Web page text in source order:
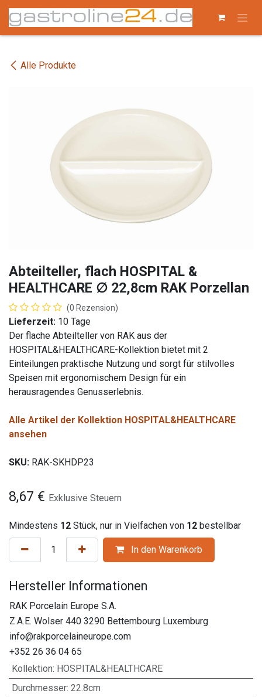
Zum Inhalt springen
Alle Produkte
Abteilteller, flach HOSPITAL &
HEALTHCARE ∅ 22,8cm RAK Porzellan
(0 Rezension)
Lieferzeit: 10 Tage
Der flache Abteilteller von RAK aus der
HOSPITAL&HEALTHCARE-Kollektion bietet mit 2
Einteilungen praktische Nutzung und sorgt für stilvolles
Speisen mit ergonomischem Design für ein
herausragendes Genusserlebnis.
Alle Artikel der Kollektion HOSPITAL&HEALTHCARE
ansehen
SKU: RAK-SKHDP23
8,67 € Exklusive Steuern
Mindestens 12 Stück, nur in Vielfachen von 12 bestellbar
In den Warenkorb
Hersteller Informationen
RAK Porcelain Europe S.A.
Z.A.E. Wolser 440 3290 Bettembourg Luxemburg
info@rakporcelaineurope.com
+352 26 36 04 65
Kollektion: HOSPITAL&HEALTHCARE
Durchmesser: 22.8cm